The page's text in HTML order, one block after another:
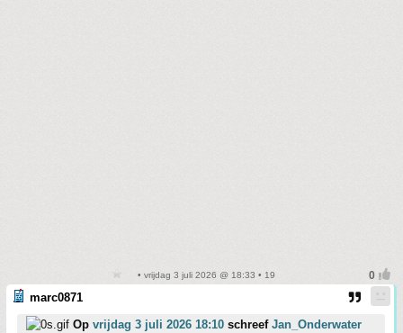
• vrijdag 3 juli 2026 @ 18:33 • 19
marc0871
Op vrijdag 3 juli 2026 18:10 schreef Jan_Onderwater